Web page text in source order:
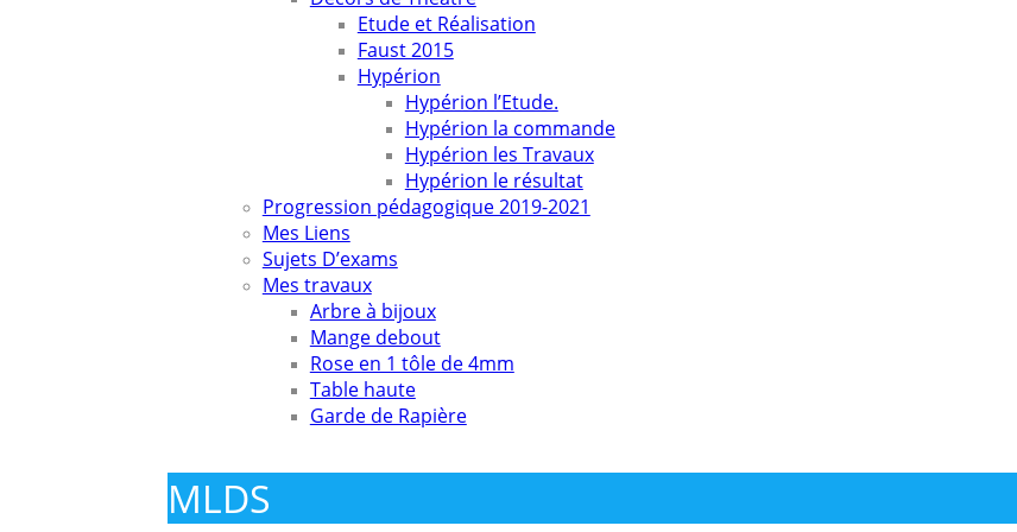
Etude et Réalisation
Faust 2015
Hypérion
Hypérion l’Etude.
Hypérion la commande
Hypérion les Travaux
Hypérion le résultat
Progression pédagogique 2019-2021
Mes Liens
Sujets D’exams
Mes travaux
Arbre à bijoux
Mange debout
Rose en 1 tôle de 4mm
Table haute
Garde de Rapière
MLDS